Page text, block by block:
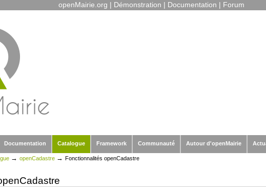
openMairie.org | Démonstration | Documentation | Forum
Documentation Catalogue Framework Communauté Autour d'openMairie
→ openCadastre → Fonctionnalités openCadastre